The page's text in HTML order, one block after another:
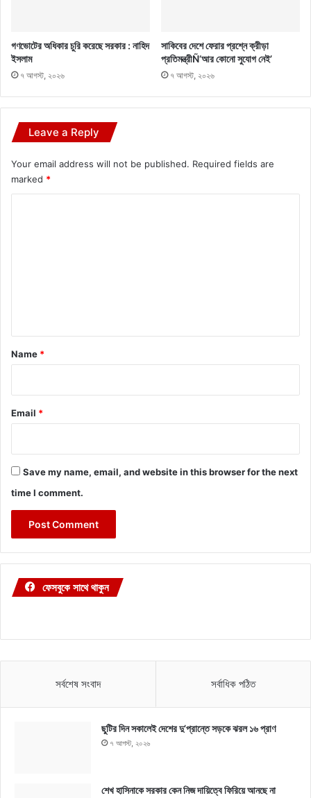
গণভোটের অধিকার চুরি করেছে সরকার : নাহিদ
ইসলাম
৭ আগস্ট, ২০২৬
সাকিবের দেশে ফেরার প্রশ্নে ক্রীড়া
প্রতিমন্ত্রীÑ‘আর কোনো সুযোগ নেই’
৭ আগস্ট, ২০২৬
Leave a Reply
Your email address will not be published. Required fields are
marked *
*
Name *
Email *
Save my name, email, and website in this browser for the next
time I comment.
ফেসবুকে সাথে থাকুন
সর্বশেষ সংবাদ সর্বাধিক পঠিত
ছুটির দিন সকালেই দেশের দু’প্রান্তে সড়কে ঝরল ১৬ প্রাণ
৭ আগস্ট, ২০২৬
শেখ হাসিনাকে সরকার কেন নিজ দায়িত্বে ফিরিয়ে আনছে না